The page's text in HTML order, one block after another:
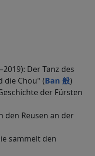
Der Tanz des
die Chou" (Ban 般)
der Fürsten
Reusen an der
sammelt den